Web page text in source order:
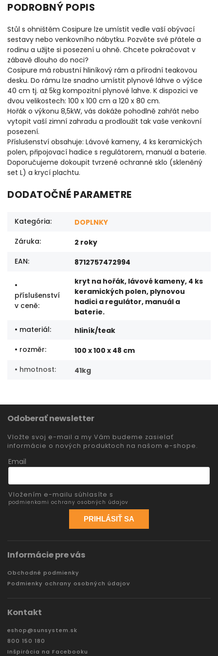
PODROBNÝ POPIS
Stůl s ohništěm Cosipure lze umístit vedle vaší obývací
sestavy nebo venkovního nábytku. Pozvěte své přátele a
rodinu a užijte si posezení u ohně. Chcete pokračovat v
zábavě dlouho do noci?
Cosipure má robustní hliníkový rám a přírodní teakovou
desku. Do rámu lze snadno umístit plynové láhve o výšce
40 cm tj. až 5kg kompozitní plynové lahve. K dispozici ve
dvou velikostech: 100 x 100 cm a 120 x 80 cm.
Hořák o výkonu 8,5kW, vás dokáže pohodlně zahřát nebo
vytopit vaší zimní zahradu a prodloužit tak vaše venkovní
posezení.
Příslušenství obsahuje: Lávové kameny, 4 ks keramických
polen, připojovací hadice s regulátorem, manuál a baterie.
Doporučujeme dokoupit tvrzené ochranné sklo (skleněný
set L) a krycí plachtu.
DODATOČNÉ PARAMETRE
Kategória:
DOPLNKY
Záruka:
2 roky
EAN: 8712757472994
•
příslušenství
v ceně:
kryt na hořák, lávové kameny, 4 ks
keramických polen, plynovou
hadici a regulátor, manuál a
baterie.
• materiál:
hliník/teak
• rozměr:
100 x 100 x 48 cm
• hmotnost: 41kg
Odoberať newsletter
Vložte svoj e-mail a my Vám budeme zasielať
informácie o nových produktoch na našom e-shope.
Email
Vložením e-mailu súhlasíte s
podmienkami ochrany osobných údajov
PRIHLÁSIŤ SA
Informácie pre vás
Obchodné podmienky
Podmienky ochrany osobných údajov
Kontakt
eshop@sunsystem.sk
800 150 180
Inšpirácia na Facebooku